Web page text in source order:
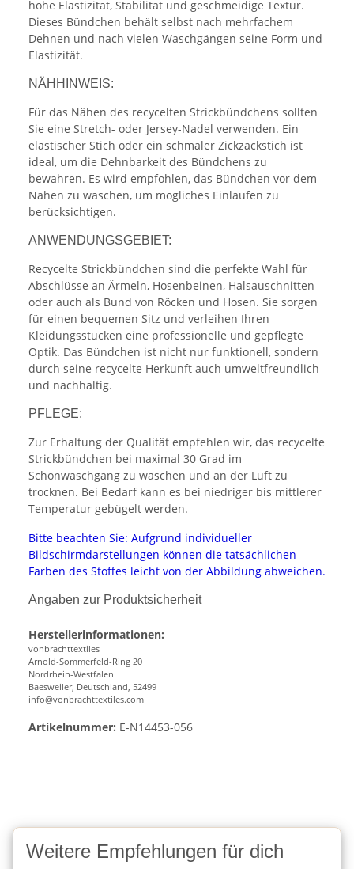
hohe Elastizität, Stabilität und geschmeidige Textur.
Dieses Bündchen behält selbst nach mehrfachem
Dehnen und nach vielen Waschgängen seine Form und
Elastizität.
NÄHHINWEIS:
Für das Nähen des recycelten Strickbündchens sollten
Sie eine Stretch- oder Jersey-Nadel verwenden. Ein
elastischer Stich oder ein schmaler Zickzackstich ist
ideal, um die Dehnbarkeit des Bündchens zu
bewahren. Es wird empfohlen, das Bündchen vor dem
Nähen zu waschen, um mögliches Einlaufen zu
berücksichtigen.
ANWENDUNGSGEBIET:
Recycelte Strickbündchen sind die perfekte Wahl für
Abschlüsse an Ärmeln, Hosenbeinen, Halsauschnitten
oder auch als Bund von Röcken und Hosen. Sie sorgen
für einen bequemen Sitz und verleihen Ihren
Kleidungsstücken eine professionelle und gepflegte
Optik. Das Bündchen ist nicht nur funktionell, sondern
durch seine recycelte Herkunft auch umweltfreundlich
und nachhaltig.
PFLEGE:
Zur Erhaltung der Qualität empfehlen wir, das recycelte
Strickbündchen bei maximal 30 Grad im
Schonwaschgang zu waschen und an der Luft zu
trocknen. Bei Bedarf kann es bei niedriger bis mittlerer
Temperatur gebügelt werden.
Bitte beachten Sie: Aufgrund individueller
Bildschirmdarstellungen können die tatsächlichen
Farben des Stoffes leicht von der Abbildung abweichen.
Angaben zur Produktsicherheit
Herstellerinformationen:
vonbrachttextiles
Arnold-Sommerfeld-Ring 20
Nordrhein-Westfalen
Baesweiler, Deutschland, 52499
info@vonbrachttextiles.com
Artikelnummer: E-N14453-056
Weitere Empfehlungen für dich